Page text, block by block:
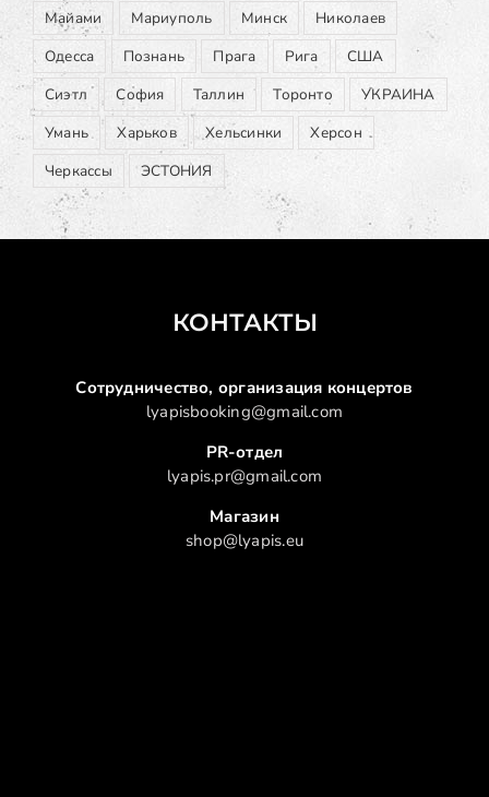
Майами
Мариуполь Минск
Николаев
Одесса
Познань Прага Рига
США
Сиэтл
София Таллин Торонто
УКРАИНА
Умань
Харьков Хельсинки
Херсон
Черкассы
ЭСТОНИЯ
КОНТАКТЫ
Сотрудничество, организация концертов
lyapisbooking@gmail.com
PR-отдел
lyapis.pr@gmail.com
Магазин
shop@lyapis.eu